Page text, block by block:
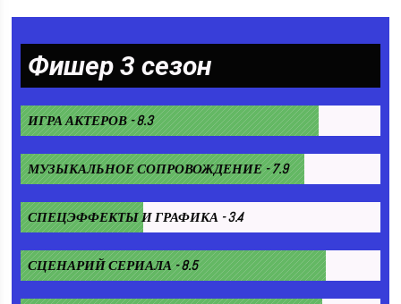
Фишер 3 сезон
ИГРА АКТЕРОВ - 8.3
МУЗЫКАЛЬНОЕ СОПРОВОЖДЕНИЕ - 7.9
СПЕЦЭФФЕКТЫ И ГРАФИКА - 3.4
СЦЕНАРИЙ СЕРИАЛА - 8.5